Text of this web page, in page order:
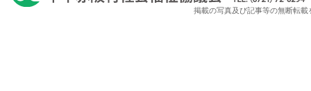
掲載の写真及び記事等の無断転